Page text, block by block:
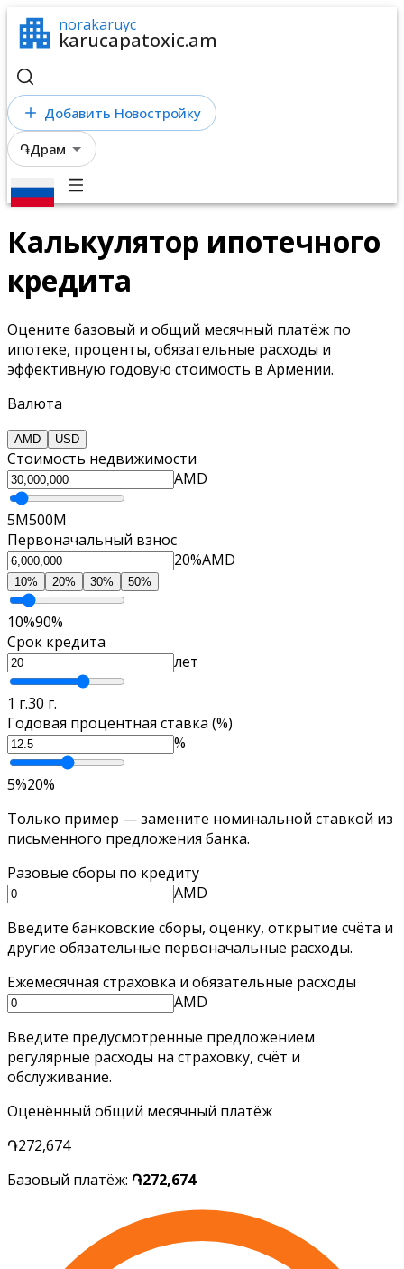
norakaruyc
karucapatoxic.am
Добавить Новостройку
֏Драм
Калькулятор ипотечного
кредита
Оцените базовый и общий месячный платёж по
ипотеке, проценты, обязательные расходы и
эффективную годовую стоимость в Армении.
Валюта
AMD USD
Стоимость недвижимости
AMD
5M500M
Первоначальный взнос
20%AMD
10% 20% 30% 50%
10%90%
Срок кредита
лет
1 г.30 г.
Годовая процентная ставка (%)
%
5%20%
Только пример — замените номинальной ставкой из
письменного предложения банка.
Разовые сборы по кредиту
AMD
Введите банковские сборы, оценку, открытие счёта и
другие обязательные первоначальные расходы.
Ежемесячная страховка и обязательные расходы
AMD
Введите предусмотренные предложением
регулярные расходы на страховку, счёт и
обслуживание.
Оценённый общий месячный платёж
֏272,674
Базовый платёж: ֏272,674